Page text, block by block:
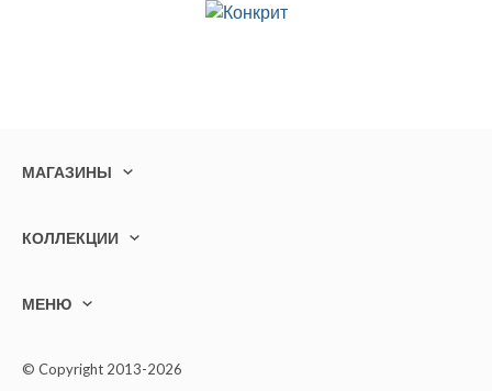
МАГАЗИНЫ
КОЛЛЕКЦИИ
МЕНЮ
© Copyright 2013-2026